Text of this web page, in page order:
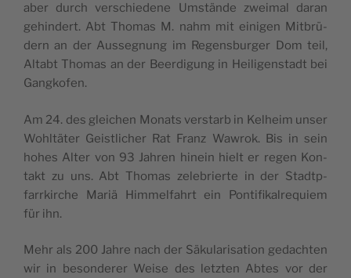
aber durch vers­chie­de­ne Ums­tän­de zwei­mal daran
gehin­dert. Abt Tho­mas M. nahm mit eini­gen Mit­brü­
dern an der Aus­seg­nung im Regens­bur­ger Dom teil,
Altabt Tho­mas an der Beer­di­gung in Hei­li­gens­tadt bei
Gangkofen.
Am 24. des glei­chen Monats vers­tarb in Kelheim unser
Wohl­tä­ter Geistli­cher Rat Franz Waw­rok. Bis in sein
hohes Alter von 93 Jah­ren hinein hielt er regen Kon­
takt zu uns. Abt Tho­mas zele­brier­te in der Stadtp­
farrkir­che Mariä Him­mel­fahrt ein Pon­ti­fi­kal­re­quiem
für ihn.
Mehr als 200 Jah­re nach der Säku­la­ri­sa­tion gedach­ten
wir in beson­de­rer Wei­se des letz­ten Abtes vor der